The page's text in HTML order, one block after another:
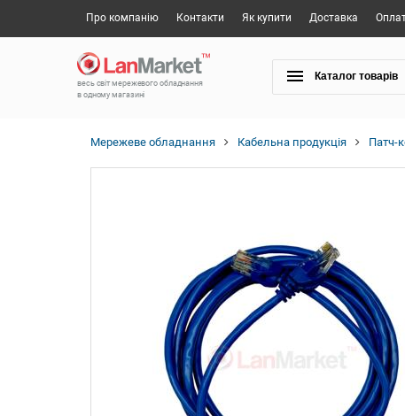
Про компанію Контакти Як купити Доставка
весь світ мережевого обладнання
в одному магазині
Каталог товарів
Мережеве обладнання Кабельна продукція Патч-